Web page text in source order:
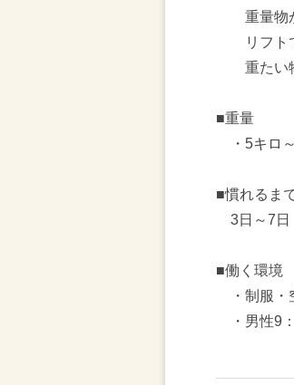
重量物が
リフトで
重たい物
■重量
・5キロ
■慣れるま
3日～7
■働く環境
・制服・
・男性9